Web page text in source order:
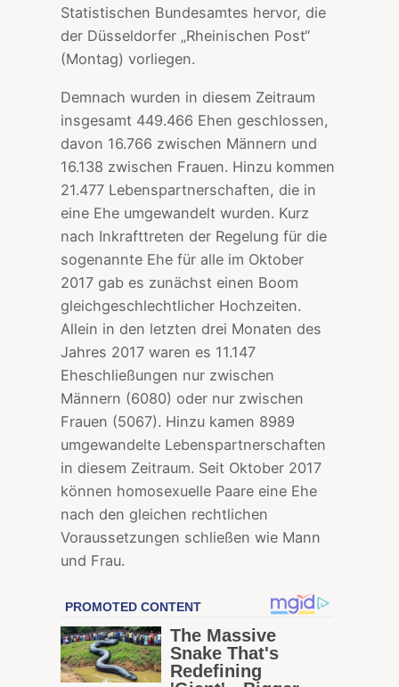
Statistischen Bundesamtes hervor, die
der Düsseldorfer „Rheinischen Post“
(Montag) vorliegen.
Demnach wurden in diesem Zeitraum
insgesamt 449.466 Ehen geschlossen,
davon 16.766 zwischen Männern und
16.138 zwischen Frauen. Hinzu kommen
21.477 Lebenspartnerschaften, die in
eine Ehe umgewandelt wurden. Kurz
nach Inkrafttreten der Regelung für die
sogenannte Ehe für alle im Oktober
2017 gab es zunächst einen Boom
gleichgeschlechtlicher Hochzeiten.
Allein in den letzten drei Monaten des
Jahres 2017 waren es 11.147
Eheschließungen nur zwischen
Männern (6080) oder nur zwischen
Frauen (5067). Hinzu kamen 8989
umgewandelte Lebenspartnerschaften
in diesem Zeitraum. Seit Oktober 2017
können homosexuelle Paare eine Ehe
nach den gleichen rechtlichen
Voraussetzungen schließen wie Mann
und Frau.